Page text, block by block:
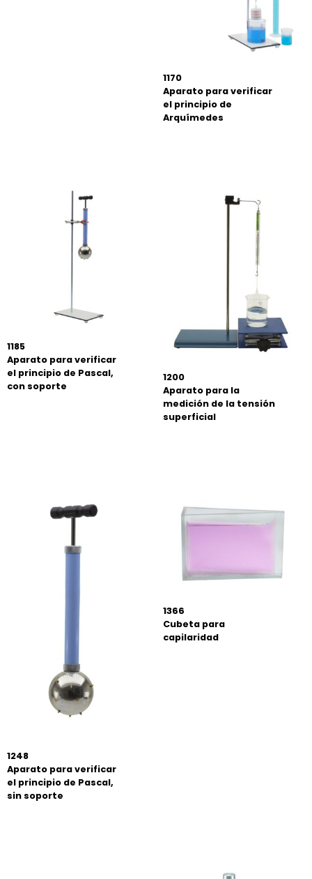
1170
Aparato para verificar
el principio de
Arquímedes
1185
Aparato para verificar
el principio de Pascal,
con soporte
1200
Aparato para la
medición de la tensión
superficial
1248
Aparato para verificar
el principio de Pascal,
sin soporte
1366
Cubeta para
capilaridad